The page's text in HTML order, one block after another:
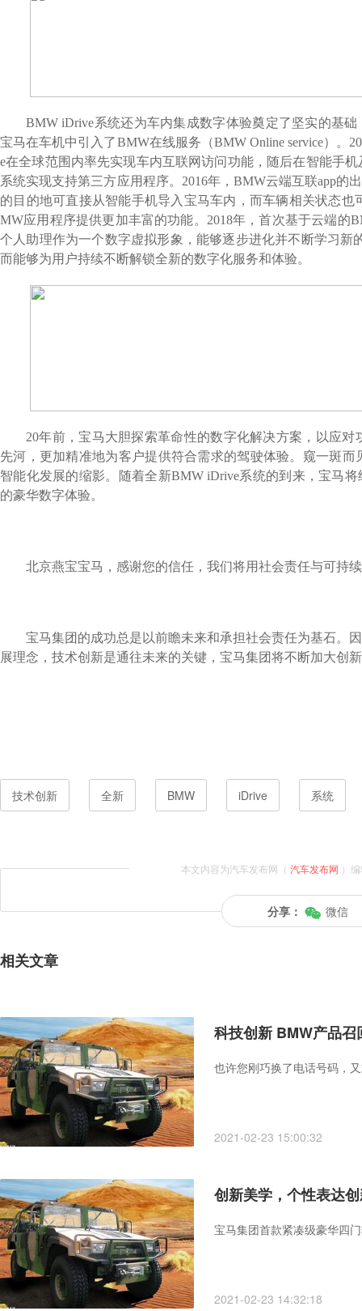
BMW iDrive系统还为车内集成数字体验奠定了坚实的基
宝马在车机中引入了BMW在线服务（BMW Online service）。
e在全球范围内率先实现车内互联网访问功能，随后在智能手机
系统实现支持第三方应用程序。 2016年，BMW云端互联app的
的目的地可直接从智能手机导入宝马车内，而车辆相关状态
MW应用程序提供更加丰富的功能。 2018年，首次基于云端的
个人助理作为一个数字虚拟形象，能够逐步进化并不断学习新
而能够为用户持续不断解锁全新的数字化服务和体验。
20年前，宝马大胆探索革命性的数字化解决方案，以应对
先河，更加精准地为客户提供符合需求的驾驶体验。窥一斑而
智能化发展的缩影。随着全新BMW iDrive系统的到来，宝马
的豪华数字体验。
北京燕宝宝马，感谢您的信任，我们将用社会责任与可持
宝马集团的成功总是以前瞻未来和承担社会责任为基石。
展理念，技术创新是通往未来的关键，宝马集团将不断加大创
技术创新 全新 BMW iDrive 系统
本文内容为汽车发布网（ 汽车发布网 ）
分享： 微信
相关文章
科技创新 BMW产品召
也许您刚巧换了电话号码，
2021-02-23 15:00:32
创新美学，个性表达
宝马集团首款紧凑级豪华四
2021-02-23 14:32:18